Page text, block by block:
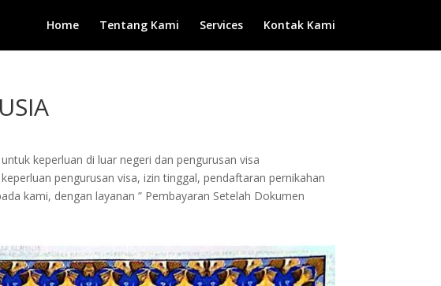
Home Tentang Kami Services Kontak Kami
keperluan di luar negeri dan pengurusan visa
pengurusan visa, izin tinggal, pendaftaran pernikahan
kami, dengan layanan ” Pembayaran Setelah Dokumen